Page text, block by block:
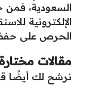
السعودية، فمن
الإلكترونية
الحرص على حفظ
مقالات مختارة
نرشح لك أيضًا